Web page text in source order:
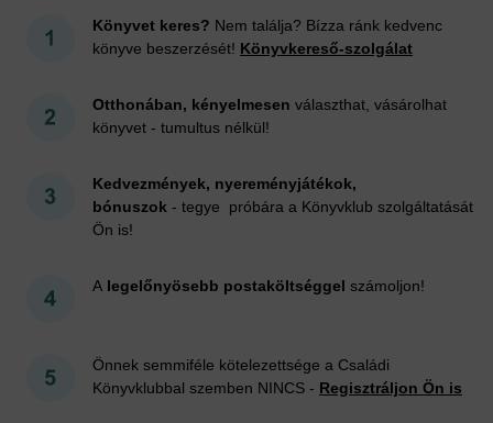
Könyvet keres? Nem találja? Bízza ránk kedvenc
könyve beszerzését! Könyvkereső-szolgálat
Otthonában, kényelmesen választhat, vásárolhat
könyvet - tumultus nélkül!
Kedvezmények, nyereményjátékok,
bónuszok - tegye próbára a Könyvklub szolgáltatását
Ön is!
A legelőnyösebb postaköltséggel számoljon!
Önnek semmiféle kötelezettsége a Családi
Könyvklubbal szemben NINCS - Regisztráljon Ön is